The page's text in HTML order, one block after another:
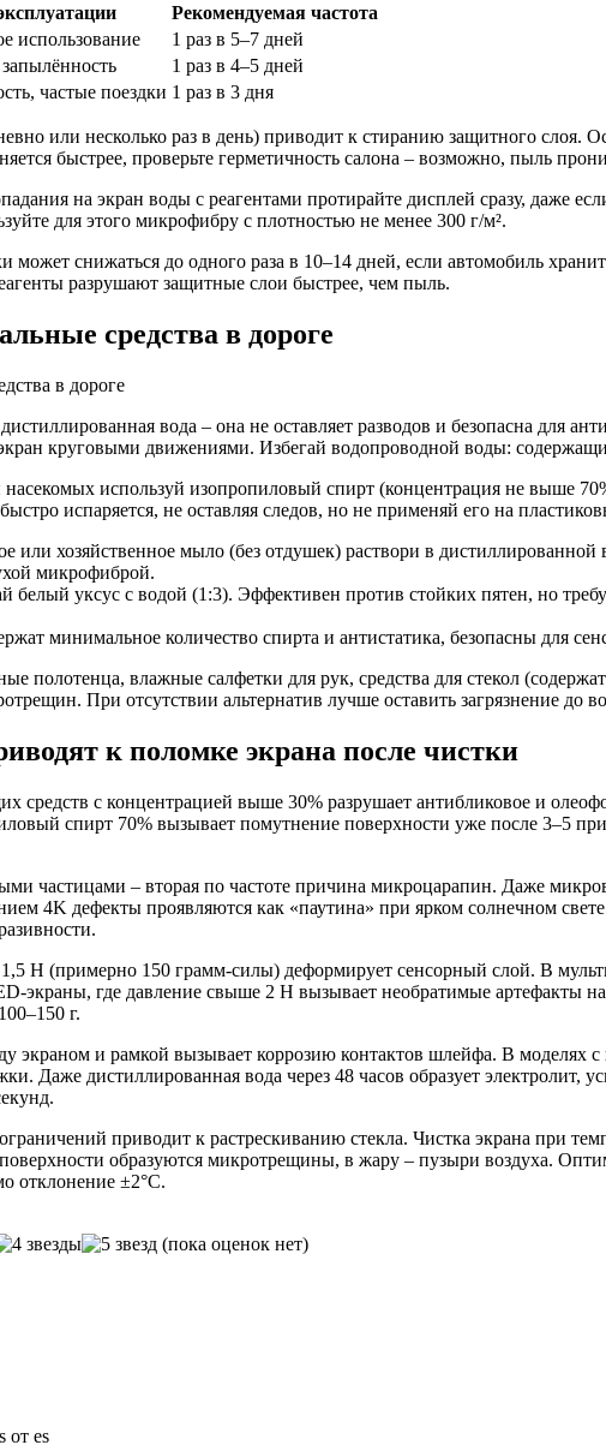
Рекомендуемая частота
использование
1 раз в 5–7 дней
1 раз в 4–5 дней
частые поездки 1 раз в 3 дня
или несколько раз в день) приводит к стиранию защитного
быстрее, проверьте герметичность салона – возможно, пыль
на экран воды с реагентами протирайте дисплей сразу, даже
для этого микрофибру с плотностью не менее 300 г/м².
может снижаться до одного раза в 10–14 дней, если автомобиль
разрушают защитные слои быстрее, чем пыль.
средства в дороге
вода – она не оставляет разводов и безопасна для
круговыми движениями. Избегай водопроводной воды:
используй изопропиловый спирт (концентрация не выше
испаряется, не оставляя следов, но не применяй его на
или хозяйственное мыло (без отдушек) раствори в
микрофиброй.
белый уксус с водой (1:3). Эффективен против стойких пятен, но
минимальное количество спирта и антистатика, безопасны для
полотенца, влажные салфетки для рук, средства для стекол
При отсутствии альтернатив лучше оставить загрязнение
к поломке экрана после чистки
средств с концентрацией выше 30% разрушает антибликовое и
спирт 70% вызывает помутнение поверхности уже после 3–5
частицами – вторая по частоте причина микроцарапин. Даже
4K дефекты проявляются как «паутина» при ярком солнечном
Н (примерно 150 грамм-силы) деформирует сенсорный слой. В
экраны, где давление свыше 2 Н вызывает необратимые артефакты
г.
экраном и рамкой вызывает коррозию контактов шлейфа. В
Даже дистиллированная вода через 48 часов образует электролит,
приводит к растрескиванию стекла. Чистка экрана при
образуются микротрещины, в жару – пузыри воздуха.
отклонение ±2°C.
(пока оценок нет)